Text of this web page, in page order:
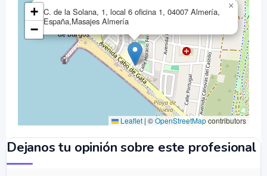
C. de la Solana, 1, local 6 oficina 1, 04007 Almería,
España,Masajes Almería
×
+
−
Leaflet | ©OpenStreetMapcontributors
Dejanos tu opinión sobre este profesional